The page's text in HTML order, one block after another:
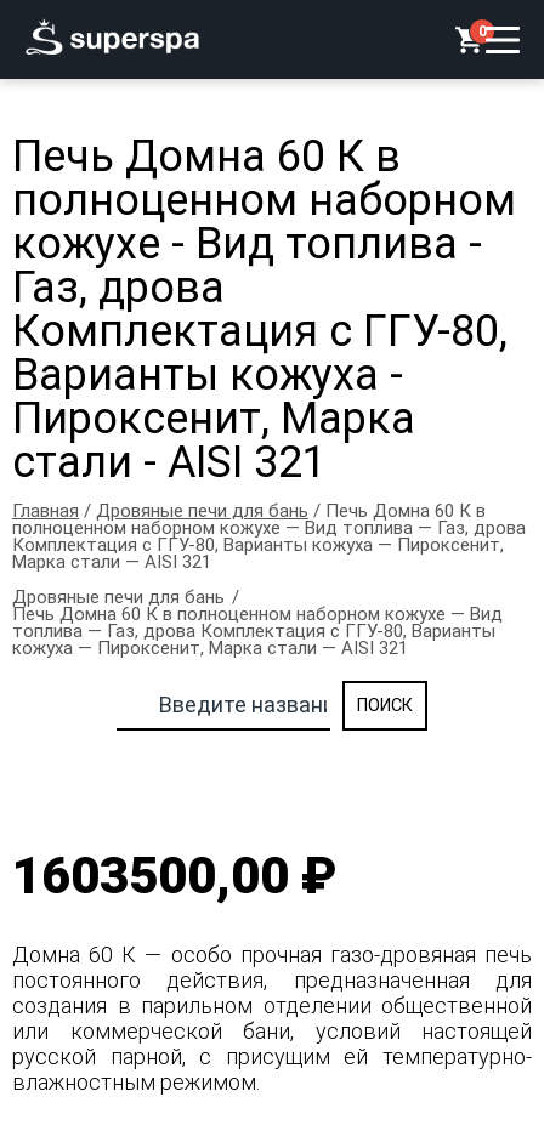
0
Печь Домна 60 К в
полноценном наборном
кожухе - Вид топлива -
Газ, дрова
Комплектация с ГГУ-80,
Варианты кожуха -
Пироксенит, Марка
стали - AISI 321
Главная / Дровяные печи для бань / Печь Домна 60 К в
полноценном наборном кожухе — Вид топлива — Газ, дрова
Комплектация с ГГУ-80, Варианты кожуха — Пироксенит,
Марка стали — AISI 321
Дровяные печи для бань
Печь Домна 60 К в полноценном наборном кожухе — Вид
топлива — Газ, дрова Комплектация с ГГУ-80, Варианты
кожуха — Пироксенит, Марка стали — AISI 321
1603500,00 ₽
Домна 60 К — особо прочная газо-дровяная печь
постоянного действия, предназначенная для
создания в парильном отделении общественной
или коммерческой бани, условий настоящей
русской парной, с присущим ей температурно-
влажностным режимом.